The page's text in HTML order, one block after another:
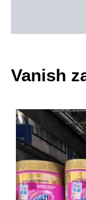
Vanish